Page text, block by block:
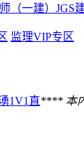
（一建）JGS
监理VIP专区
1V1直**** 本